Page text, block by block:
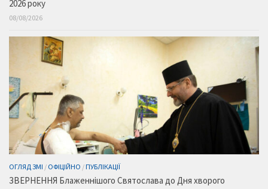
2026 року
08/08/2026
ОГЛЯД ЗМІ / ОФІЦІЙНО /ПУБЛІКАЦІЇ
ЗВЕРНЕННЯ Блаженнішого Святослава до Дня хворого